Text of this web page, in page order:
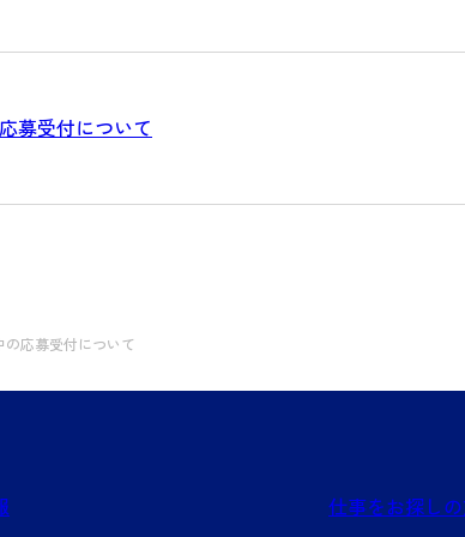
募受付について
の応募受付について
仕事をお探し